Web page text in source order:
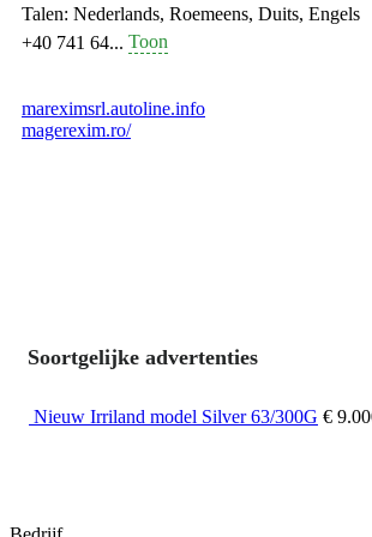
Talen: Nederlands, Roemeens, Duits, Engels
+40 741 64... Toon
mareximsrl.autoline.info
magerexim.ro/
Soortgelijke advertenties
Nieuw Irriland model Silver 63/300G €